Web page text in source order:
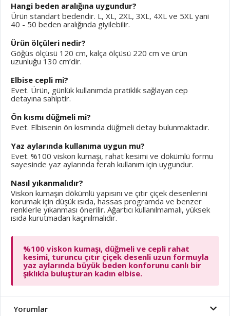
Hangi beden aralığına uygundur?
Ürün standart bedendir. L, XL, 2XL, 3XL, 4XL ve 5XL yani
40 - 50 beden aralığında giyilebilir.
Ürün ölçüleri nedir?
Göğüs ölçüsü 120 cm, kalça ölçüsü 220 cm ve ürün
uzunluğu 130 cm’dir.
Elbise cepli mi?
Evet. Ürün, günlük kullanımda pratiklik sağlayan cep
detayına sahiptir.
Ön kısmı düğmeli mi?
Evet. Elbisenin ön kısmında düğmeli detay bulunmaktadır.
Yaz aylarında kullanıma uygun mu?
Evet. %100 viskon kumaşı, rahat kesimi ve dökümlü formu
sayesinde yaz aylarında ferah kullanım için uygundur.
Nasıl yıkanmalıdır?
Viskon kumaşın dökümlü yapısını ve çıtır çiçek desenlerini
korumak için düşük ısıda, hassas programda ve benzer
renklerle yıkanması önerilir. Ağartıcı kullanılmamalı, yüksek
ısıda kurutmadan kaçınılmalıdır.
%100 viskon kumaşı, düğmeli ve cepli rahat
kesimi, turuncu çıtır çiçek desenli uzun formuyla
yaz aylarında büyük beden konforunu canlı bir
şıklıkla buluşturan kadın elbise.
Yorumlar